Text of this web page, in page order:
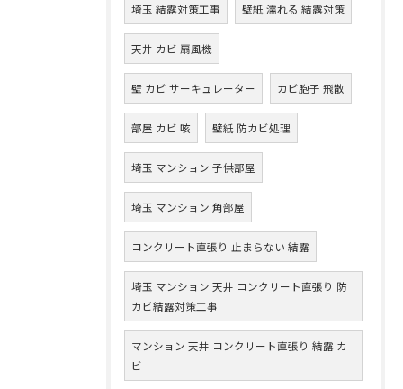
埼玉 結露対策工事 壁紙 濡れる 結露対策
天井 カビ 扇風機
壁 カビ サーキュレーター カビ胞子 飛散
部屋 カビ 咳 壁紙 防カビ処理
埼玉 マンション 子供部屋
埼玉 マンション 角部屋
コンクリート直張り 止まらない 結露
埼玉 マンション 天井 コンクリート直張り 防
カビ結露対策工事
マンション 天井 コンクリート直張り 結露 カ
ビ